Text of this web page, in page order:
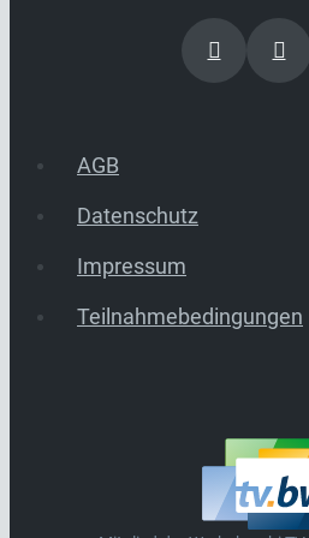
AGB
Datenschutz
Impressum
Teilnahmebedingungen